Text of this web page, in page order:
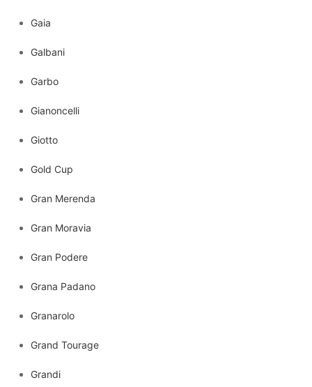
Gaia
Galbani
Garbo
Gianoncelli
Giotto
Gold Cup
Gran Merenda
Gran Moravia
Gran Podere
Grana Padano
Granarolo
Grand Tourage
Grandi